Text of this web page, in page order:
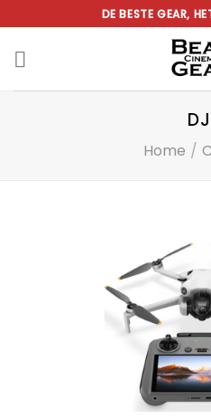
naar
inhoud
DE BESTE GEAR,
Home /